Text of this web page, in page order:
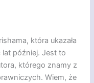
która ukazała
lat później. Jest to
którego znamy z
Wiem, że